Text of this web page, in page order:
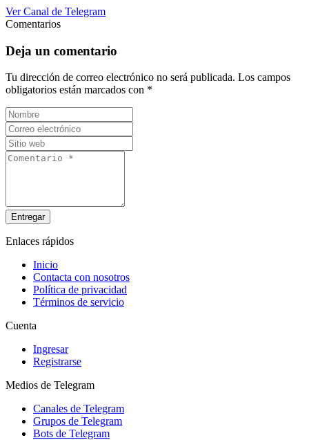
Ver Canal de Telegram
Comentarios
Deja un comentario
Tu dirección de correo electrónico no será publicada. Los campos
obligatorios están marcados con *
Entregar
Enlaces rápidos
Inicio
Contacta con nosotros
Política de privacidad
Términos de servicio
Cuenta
Ingresar
Registrarse
Medios de Telegram
Canales de Telegram
Grupos de Telegram
Bots de Telegram